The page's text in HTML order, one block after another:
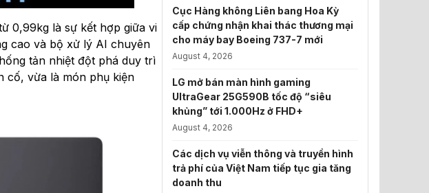
0,99kg là sự kết hợp giữa vi
cao và bộ xử lý AI chuyên
tản nhiệt đột phá duy trì
cố, vừa là món phụ kiện
Cục Hàng không Liên bang Hoa Kỳ
cấp chứng nhận khai thác thương mại
cho máy bay Boeing 737-7 mới
August 4, 2026
LG mở bán màn hình gaming
UltraGear 25G590B tốc độ “siêu
khủng” tới 1.000Hz ở FHD+
August 4, 2026
Các dịch vụ viễn thông và truyền hình
trả phí của Việt Nam tiếp tục gia tăng
doanh thu